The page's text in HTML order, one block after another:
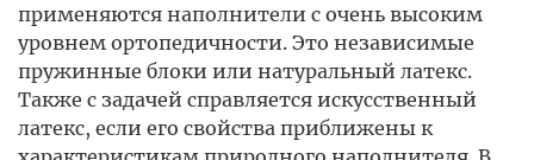
применяются наполнители с очень высоким
уровнем ортопедичности. Это независимые
пружинные блоки или натуральный латекс.
Также с задачей справляется искусственный
латекс, если его свойства приближены к